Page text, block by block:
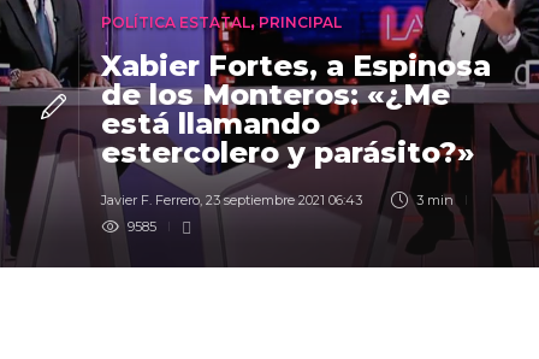
POLÍTICA ESTATAL, PRINCIPAL
Xabier Fortes, a Espinosa
de los Monteros: «¿Me
está llamando
estercolero y parásito?»
Javier F. Ferrero, 23 septiembre 2021 06:43
3 min
9585